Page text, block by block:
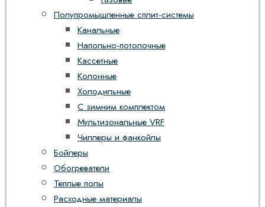
Полупромышленные сплит-системы
Канальные
Напольно-потолочные
Кассетные
Колонные
Холодильные
С зимним комплектом
Мультизональные VRF
Чиллеры и фанкойлы
Бойлеры
Обогреватели
Теплые полы
Расходные материалы